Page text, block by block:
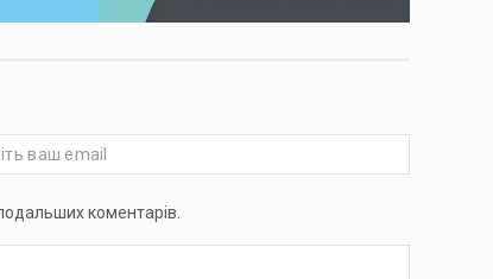
коментарів.